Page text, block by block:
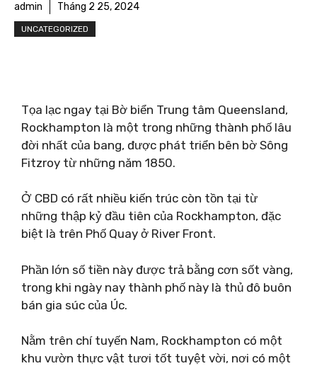
admin Tháng 2 25, 2024
UNCATEGORIZED
Tọa lạc ngay tại Bờ biển Trung tâm Queensland,
Rockhampton là một trong những thành phố lâu
đời nhất của bang, được phát triển bên bờ Sông
Fitzroy từ những năm 1850.
Ở CBD có rất nhiều kiến ​​trúc còn tồn tại từ
những thập kỷ đầu tiên của Rockhampton, đặc
biệt là trên Phố Quay ở River Front.
Phần lớn số tiền này được trả bằng cơn sốt vàng,
trong khi ngày nay thành phố này là thủ đô buôn
bán gia súc của Úc.
Nằm trên chí tuyến Nam, Rockhampton có một
khu vườn thực vật tươi tốt tuyệt vời, nơi có một